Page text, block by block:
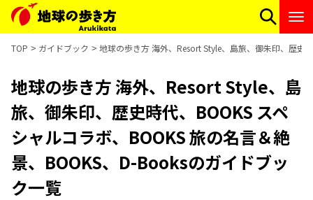
TOP ガイドブック 地球の歩き方 海外、Resort Style、島旅、御朱印、歴史
地球の歩き方 海外、Resort Style、島
旅、御朱印、歴史時代、BOOKS スペ
シャルコラボ、BOOKS 旅の名言＆絶
景、BOOKS、D-Booksのガイドブッ
ク一覧